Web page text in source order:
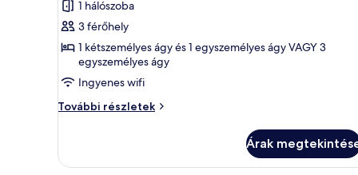
képének
megtekintése:
Háromágyas
szoba
(View)
1 hálószoba
3 férőhely
1 kétszemélyes ágy és 1 egyszemélyes ágy VAGY 3
egyszemélyes ágy
Ingyenes wifi
További részletek
Háromágyas
részletei
Árak